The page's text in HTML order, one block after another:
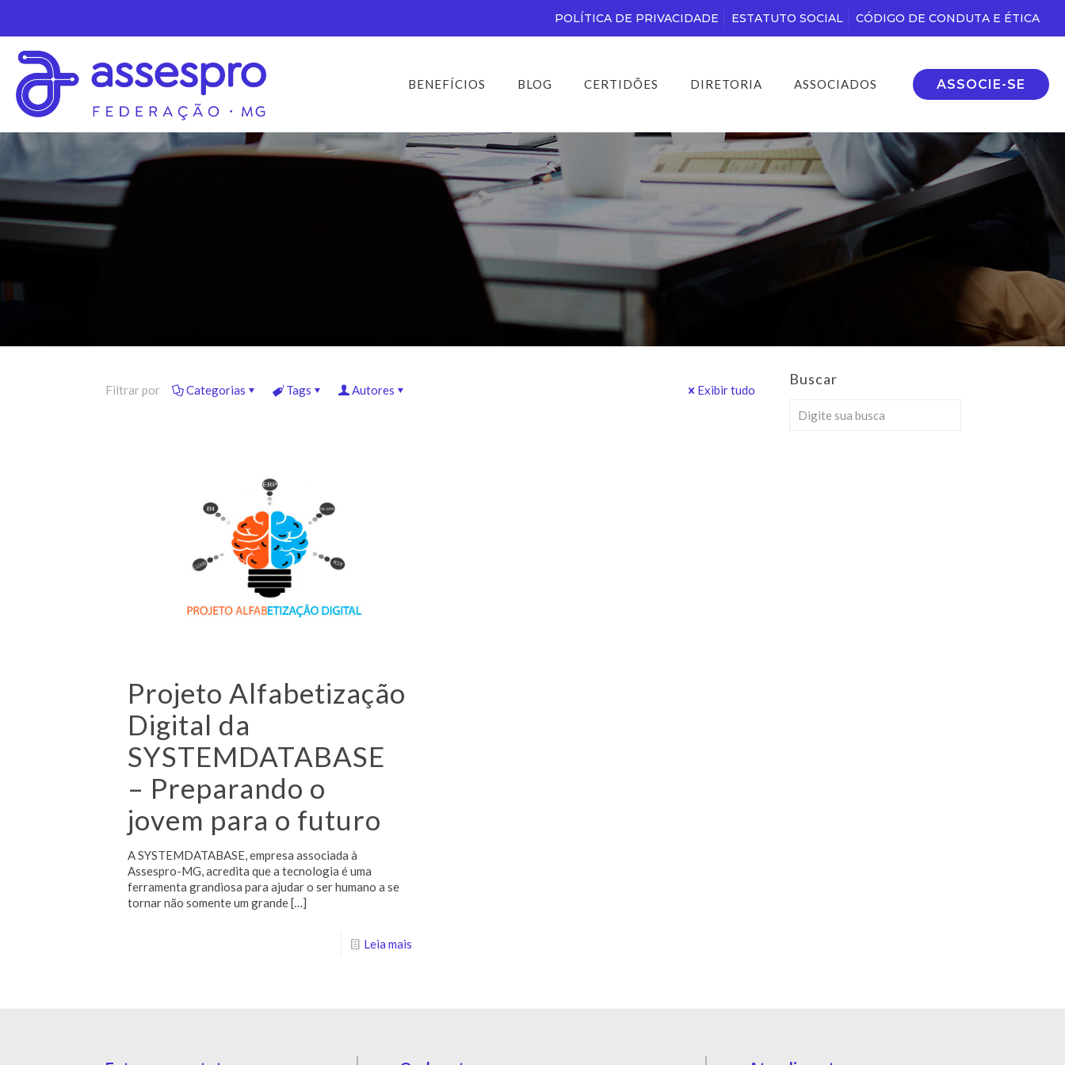
POLÍTICA DE PRIVACIDADE ESTATUTO SOCIAL CÓDIGO DE CONDUTA E ÉTICA
BENEFÍCIOS BLOG CERTIDÕES DIRETORIA ASSOCIADOS ASSOCIE-SE
Filtrar por Categorias Tags Autores Exibir tudo
Projeto Alfabetização
Digital da
SYSTEMDATABASE
– Preparando o
jovem para o futuro
A SYSTEMDATABASE, empresa associada à
Assespro-MG, acredita que a tecnologia é uma
ferramenta grandiosa para ajudar o ser humano a se
tornar não somente um grande[…]
Leia mais
Buscar